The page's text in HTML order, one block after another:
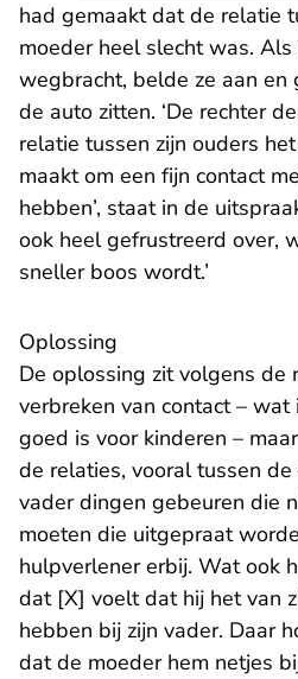
had gemaakt dat de relatie
moeder heel slecht was.
wegbracht, belde ze aan en
de auto zitten. ‘De rechter
relatie tussen zijn ouders
maakt om een fijn contact
hebben’, staat in de
ook heel gefrustreerd over,
sneller boos wordt.’
Oplossing
De oplossing zit volgens de
verbreken van contact –
goed is voor kinderen –
de relaties, vooral tussen de
vader dingen gebeuren die
moeten die uitgepraat
hulpverlener erbij. Wat ook
dat [X] voelt dat hij het van
hebben bij zijn vader. Daar
dat de moeder hem netjes